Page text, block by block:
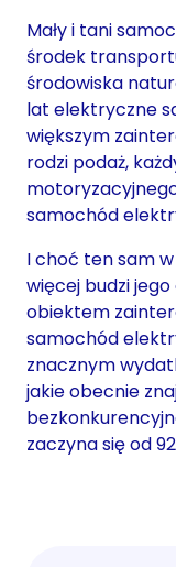
Mały i tani
środek
środowiska
lat elektryczne
większym za
rodzi podaż,
samochód
I choć ten sam
więcej budzi
obiektem
samochód
znacznym
jakie obecnie
zaczyna się od